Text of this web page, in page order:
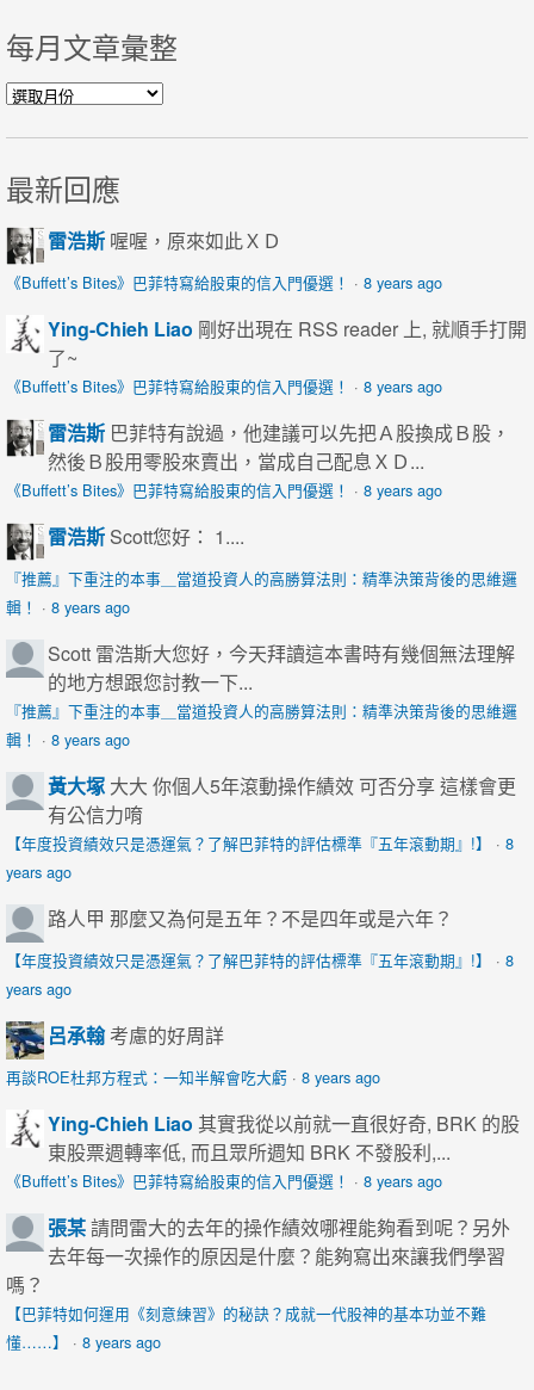
每月文章彙整
每月文章彙整
最新回應
雷浩斯 喔喔，原來如此ＸＤ
《Buffett’s Bites》巴菲特寫給股東的信入門優選！ · 8 years ago
Ying-Chieh Liao 剛好出現在 RSS reader 上, 就順手打開
了~
《Buffett’s Bites》巴菲特寫給股東的信入門優選！ · 8 years ago
雷浩斯 巴菲特有說過，他建議可以先把Ａ股換成Ｂ股，
然後Ｂ股用零股來賣出，當成自己配息ＸＤ...
《Buffett’s Bites》巴菲特寫給股東的信入門優選！ · 8 years ago
雷浩斯 Scott您好： 1....
『推薦』下重注的本事＿當道投資人的高勝算法則：精準決策背後的思維邏
輯！ · 8 years ago
Scott 雷浩斯大您好，今天拜讀這本書時有幾個無法理解
的地方想跟您討教一下...
『推薦』下重注的本事＿當道投資人的高勝算法則：精準決策背後的思維邏
輯！ · 8 years ago
黃大塚 大大 你個人5年滾動操作績效 可否分享 這樣會更
有公信力唷
【年度投資績效只是憑運氣？了解巴菲特的評估標準『五年滾動期』!】 · 8
years ago
路人甲 那麼又為何是五年？不是四年或是六年？
【年度投資績效只是憑運氣？了解巴菲特的評估標準『五年滾動期』!】 · 8
years ago
呂承翰考慮的好周詳
再談ROE杜邦方程式：一知半解會吃大虧 · 8 years ago
Ying-Chieh Liao 其實我從以前就一直很好奇, BRK 的股
東股票週轉率低, 而且眾所週知 BRK 不發股利,...
《Buffett’s Bites》巴菲特寫給股東的信入門優選！ · 8 years ago
張某請問雷大的去年的操作績效哪裡能夠看到呢？另外
去年每一次操作的原因是什麼？能夠寫出來讓我們學習
嗎？
【巴菲特如何運用《刻意練習》的秘訣？成就一代股神的基本功並不難
懂……】
· 8 years ago